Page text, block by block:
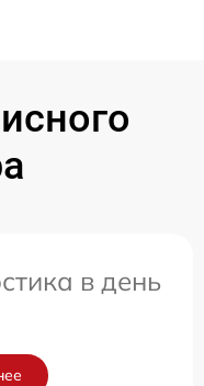
в день